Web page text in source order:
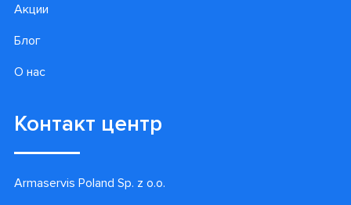
Акции
Блог
О нас
Контакт центр
Armaservis Poland Sp. z o.o.